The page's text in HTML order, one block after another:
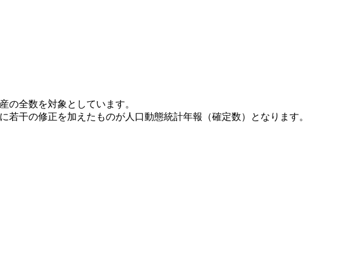
の全数を対象としています。
干の修正を加えたものが人口動態統計年報（確定数）となります。